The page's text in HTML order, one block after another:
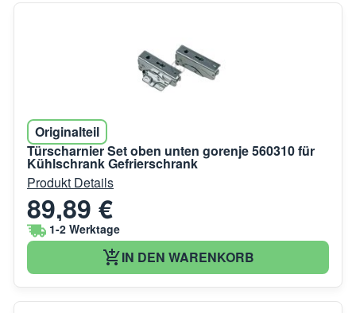
Originalteil
Türscharnier Set oben unten gorenje 560310 für
Kühlschrank Gefrierschrank
Produkt Details
89,89 €
1-2 Werktage
IN DEN WARENKORB